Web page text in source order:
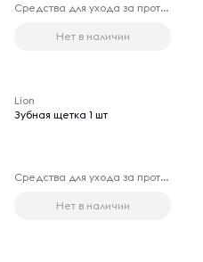
Средства для ухода за протезами
Нет в наличии
Lion
Зубная щетка 1 шт
Средства для ухода за протезами
Нет в наличии